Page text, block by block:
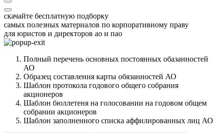
скачайте бесплатную подборку
самых полезных материалов по корпоративному праву
для юристов и директоров ао и пао
Полный перечень основных постоянных обазанностей
АО
Образец составления карты обязанностей АО
Шаблон протокола годового общего собрания
акционеров
Шаблон бюллетеня на голосовании на годовом общем
собрании акционеров
Шаблон заполненного списка аффилированных лиц АО